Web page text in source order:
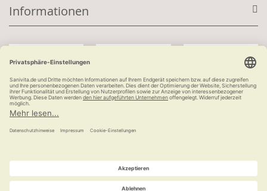
Informationen
Kauf auf Rechnung
versandkostenfrei